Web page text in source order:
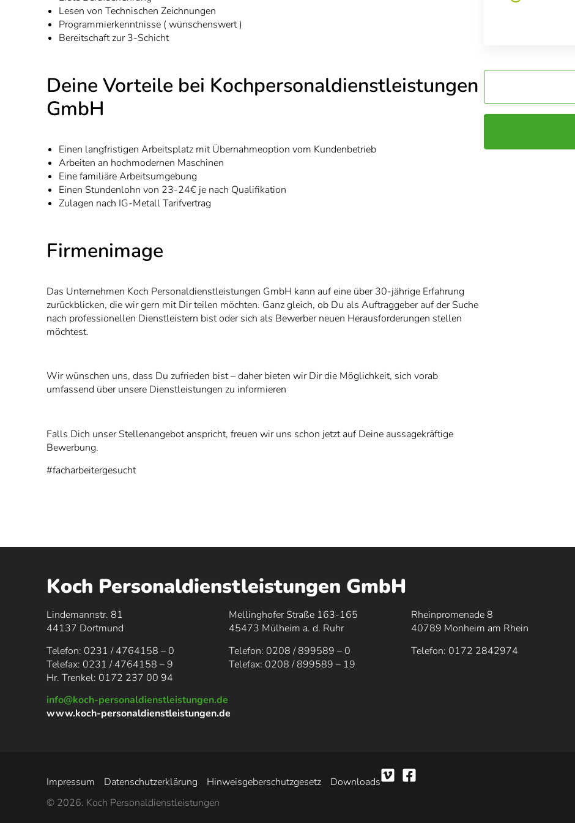
Lesen von Technischen Zeichnungen
Programmierkenntnisse ( wünschenswert )
Bereitschaft zur 3-Schicht
Deine Vorteile bei Kochpersonaldienstleistungen
GmbH
Einen langfristigen Arbeitsplatz mit Übernahmeoption vom Kundenbetrieb
Arbeiten an hochmodernen Maschinen
Eine familiäre Arbeitsumgebung
Einen Stundenlohn von 23-24€ je nach Qualifikation
Zulagen nach IG-Metall Tarifvertrag
Firmenimage
Das Unternehmen Koch Personaldienstleistungen GmbH kann auf eine über 30-jährige Erfahrung
zurückblicken, die wir gern mit Dir teilen möchten. Ganz gleich, ob Du als Auftraggeber auf der Suche
nach professionellen Dienstleistern bist oder sich als Bewerber neuen Herausforderungen stellen
möchtest.
Wir wünschen uns, dass Du zufrieden bist – daher bieten wir Dir die Möglichkeit, sich vorab
umfassend über unsere Dienstleistungen zu informieren
Falls Dich unser Stellenangebot anspricht, freuen wir uns schon jetzt auf Deine aussagekräftige
Bewerbung.
#facharbeitergesucht
Koch Personaldienstleistungen GmbH
Lindemannstr. 81
44137 Dortmund
Telefon: 0231 / 4764158 – 0
Telefax: 0231 / 4764158 – 9
Hr. Trenkel: 0172 237 00 94
Mellinghofer Straße 163-165
45473 Mülheim a. d. Ruhr
Telefon: 0208 / 899589 – 0
Telefax: 0208 / 899589 – 19
Rheinpromenade 8
40789 Monheim am Rhein
Telefon: 0172 2842974
info@koch-personaldienstleistungen.de
www.koch-personaldienstleistungen.de
Impressum Datenschutzerklärung Hinweisgeberschutzgesetz
Downloads
© 2026. Koch Personaldienstleistungen